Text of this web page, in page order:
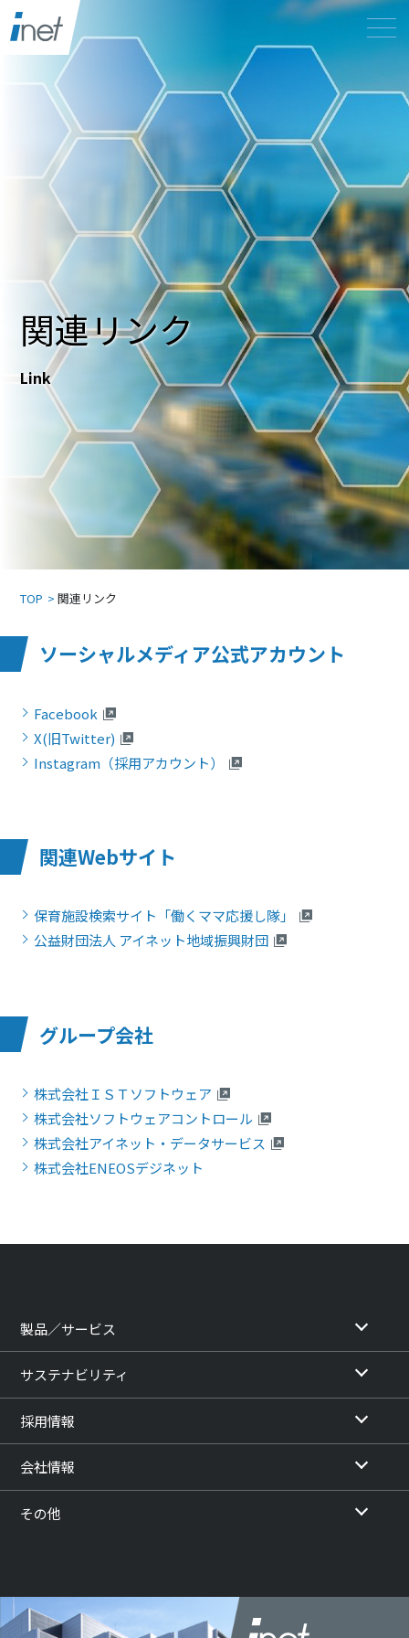
関連リンク
Link
TOP 関連リンク
ソーシャルメディア公式アカウント
Facebook
X(旧Twitter)
Instagram（採用アカウント）
関連Webサイト
保育施設検索サイト「働くママ応援し隊」
公益財団法人 アイネット地域振興財団
グループ会社
株式会社ＩＳＴソフトウェア
株式会社ソフトウェアコントロール
株式会社アイネット・データサービス
株式会社ENEOSデジネット
製品／サービス
サステナビリティ
採用情報
会社情報
その他